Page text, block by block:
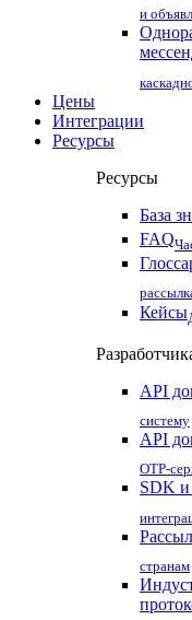
и
Цены
Интеграции
Ресурсы
Ресурсы
База
FAQ
Кейсы
API
систему
API
OTP-
SDK
странам